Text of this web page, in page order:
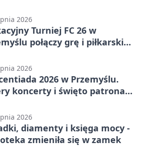
2026
Turniej FC 26 w
połączy grę i piłkarski
2026
2026 w Przemyślu.
koncerty i święto patrona
2026
diamenty i księga mocy -
zmieniła się w zamek